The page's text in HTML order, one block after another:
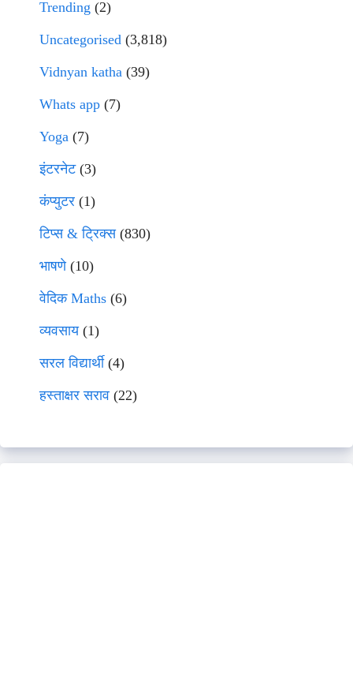
Trending (2)
Uncategorised (3,818)
Vidnyan katha (39)
Whats app (7)
Yoga (7)
इंटरनेट(3)
कंप्युटर (1)
टिप्स & ट्रिक्स(830)
भाषणे(10)
वेदिक Maths (6)
व्यवसाय(1)
सरल विद्यार्थी(4)
हस्ताक्षर सराव (22)